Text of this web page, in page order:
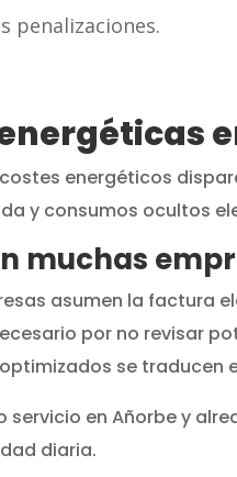
penalizaciones.
energéticos
y consumos ocultos
muchas
asumen la factura
por no revisar
se traducen
en Añorbe y
diaria.